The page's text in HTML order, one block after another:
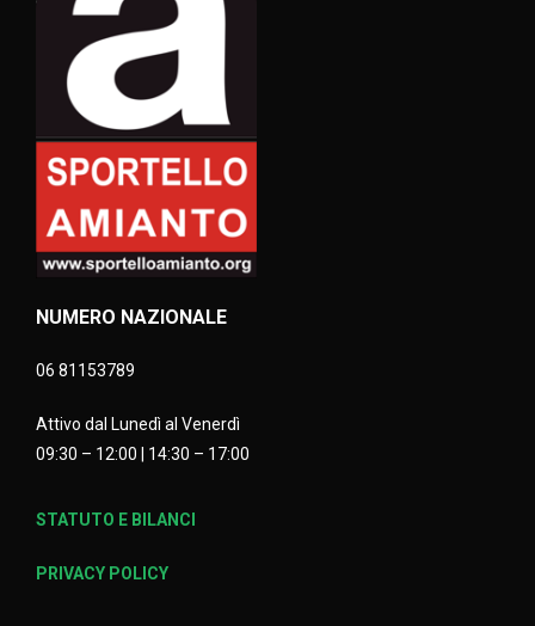
NUMERO NAZIONALE
06 81153789
Attivo dal Lunedì al Venerdì
09:30 – 12:00 | 14:30 – 17:00
STATUTO E BILANCI
PRIVACY POLICY